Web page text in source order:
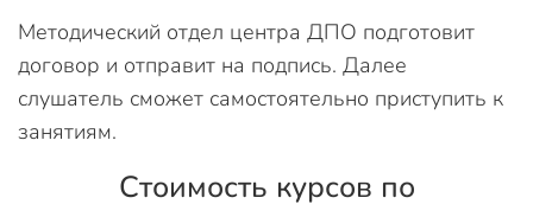
Методический отдел центра ДПО подготовит
договор и отправит на подпись. Далее
слушатель сможет самостоятельно приступить к
занятиям.
Стоимость курсов по